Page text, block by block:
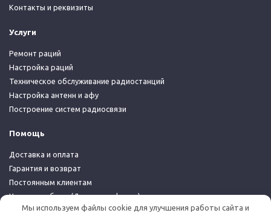
Контакты и реквизиты
Услуги
Ремонт раций
Настройка раций
Техническое обслуживание радиостанций
Настройка антенн и афу
Построение систем радиосвязи
Помощь
Доставка и оплата
Гарантия и возврат
Постоянным клиентам
Условия работы (Договор-оферта)
Политика конфиденциальности
Мы используем файлы cookie для улучшения работы сайта и